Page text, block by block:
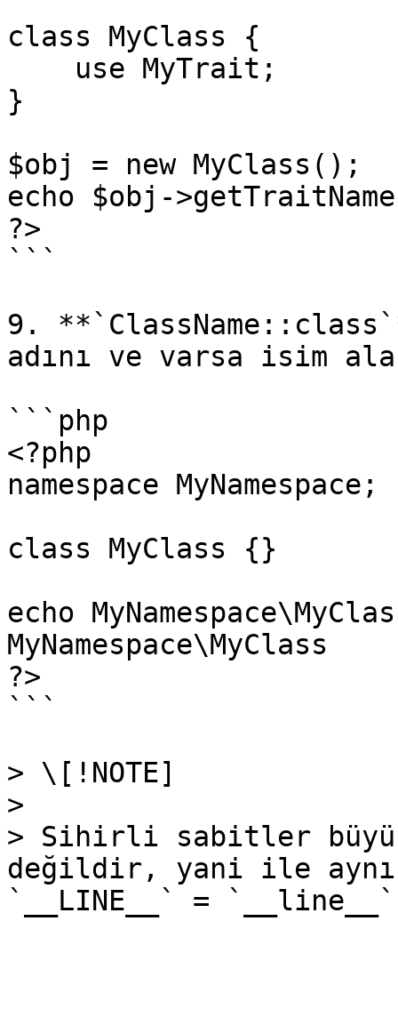
class MyClass {
}
$obj = new MyClass();
echo $obj-
?>
```
9.
adını ve varsa isim
```php
<?php
namespace MyNamespace;
class MyClass {}
echo
MyNamespace\MyClass
?>
```
> \[!NOTE]
>
> Sihirli sabitler
değildir, yani ile aynı